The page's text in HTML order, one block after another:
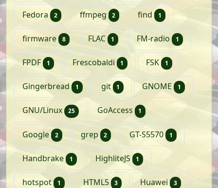
Fedora 2 artikelenffmpeg 2 artikelen
find 1 artikel
firmware 8 artikelen
FLAC 1 artikelFM-radio 1 artikel
FPDF 1 artikelFrescobaldi 1 artikelFSK 1 artikel
Gingerbread 1 artikelgit 1 artikelGNOME 1 artikel
GNU/Linux 25 artikelenGoAccess 1 artikel
Google 2 artikelen
grep 2 artikelenGT-S5570 1 artikel
Handbrake 1 artikelHighliteJS 1 artikel
hotspot 1 artikelHTML5 3 artikelenHuawei 3 artikelen